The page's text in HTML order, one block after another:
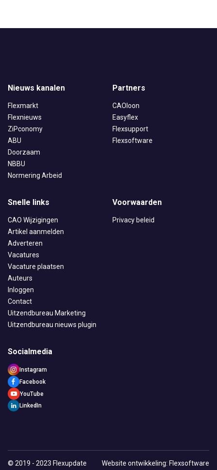
Nieuws kanalen
Flexmarkt
Flexnieuws
ZiPconomy
ABU
Doorzaam
NBBU
Normering Arbeid
Partners
CAOloon
Easyflex
Flexsupport
Flexsoftware
Snelle links
CAO Wijzigingen
Artikel aanmelden
Adverteren
Vacatures
Vacature plaatsen
Auteurs
Inloggen
Contact
Uitzendbureau Marketing
Uitzendbureau nieuws plugin
Voorwaarden
Privacy beleid
Socialmedia
Instagram
Facebook
YouTube
LinkedIn
© 2019 - 2023 Flexupdate Website ontwikkeling: Flexsoftware